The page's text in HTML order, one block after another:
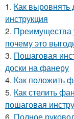
1. Как
инструкция
2. Преимущества
почему это
3. Пошаговая
доски на фанеру
4. Как положить
5. Как стелить
пошаговая